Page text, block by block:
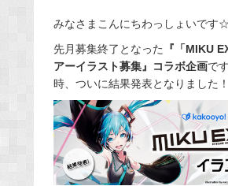
c
e
b
o
o
k
みなさまこんにちわっしょいです☆
先月募集終了となった 『「MIKU
アーイラスト募集』コラボ企画で
時、ついに結果発表となりました！